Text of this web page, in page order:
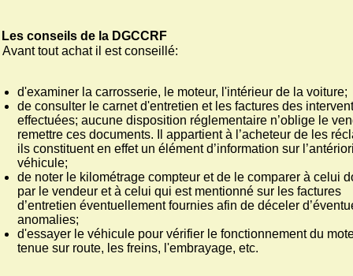
Les conseils de la DGCCRF
Avant tout achat il est conseillé:
d'examiner la carrosserie, le moteur, l'intérieur de la voiture;
de consulter le carnet d'entretien et les factures des
effectuées; aucune disposition réglementaire n’oblige le
remettre ces documents. Il appartient à l’acheteur de les
ils constituent en effet un élément d’information sur
véhicule;
de noter le kilométrage compteur et de le comparer à celui
par le vendeur et à celui qui est mentionné sur les factures
d’entretien éventuellement fournies afin de déceler
anomalies;
d'essayer le véhicule pour vérifier le fonctionnement du
tenue sur route, les freins, l'embrayage, etc.